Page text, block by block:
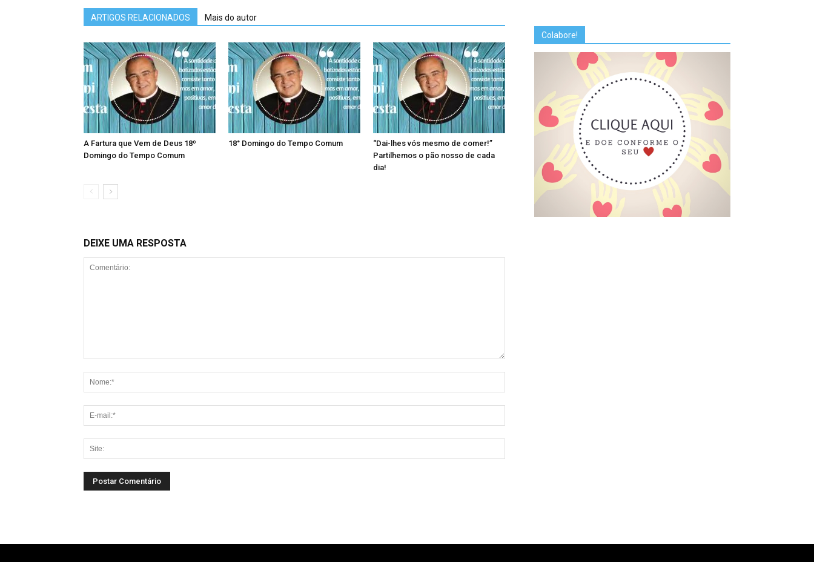
ARTIGOS RELACIONADOS Mais do autor
A Fartura que Vem de Deus 18º
Domingo do Tempo Comum
18° Domingo do Tempo Comum
“Dai-lhes vós mesmo de comer!”
Partilhemos o pão nosso de cada
dia!
DEIXE UMA RESPOSTA
Colabore!